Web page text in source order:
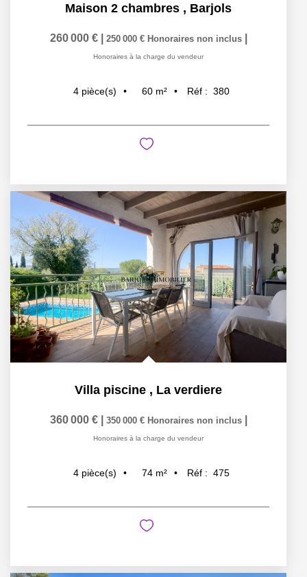
Maison 2 chambres , Barjols
260 000 € 250 000 € Honoraires non inclus
Honoraires à la charge du vendeur
4 pièce(s) 60 m² Réf : 380
Villa piscine , La verdiere
360 000 € 350 000 € Honoraires non inclus
Honoraires à la charge du vendeur
4 pièce(s) 74 m² Réf : 475